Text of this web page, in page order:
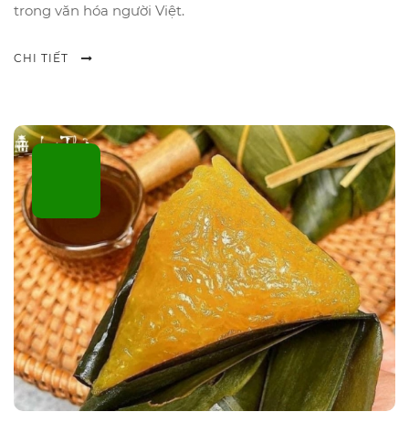
trong văn hóa người Việt.
CHI TIẾT